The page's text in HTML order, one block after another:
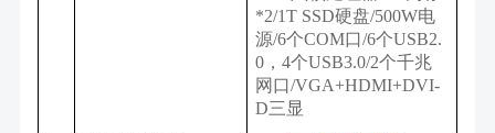
*2/1T SSD硬盘/500W电
源/6个COM口/6个USB2.
0，4个USB3.0/2个千兆
网口/VGA+HDMI+DVI-
D三显